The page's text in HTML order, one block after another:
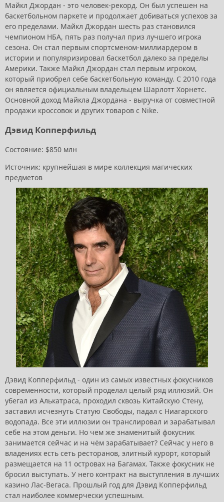
Майкл Джордан - это человек-рекорд. Он был успешен на
баскетбольном паркете и продолжает добиваться успехов за
его пределами. Майкл Джордан шесть раз становился
чемпионом НБА, пять раз получал приз лучшего игрока
сезона. Он стал первым спортсменом-миллиардером в
истории и популяризировал баскетбол далеко за пределы
Америки. Также Майкл Джордан стал первым игроком,
который приобрел себе баскетбольную команду. С 2010 года
он является официальным владельцем Шарлотт Хорнетс.
Основной доход Майкла Джордана - выручка от совместной
продажи кроссовок и других товаров с Nike.
Дэвид Копперфильд
Состояние: $850 млн
Источник: крупнейшая в мире коллекция магических
предметов
Дэвид Копперфильд - один из самых известных фокусников
современности, который проделал целый ряд иллюзий. Он
убегал из Алькатраса, проходил сквозь Китайскую Стену,
заставил исчезнуть Статую Свободы, падал с Ниагарского
водопада. Все эти иллюзии он транслировал и зарабатывал
себе на этом деньги. Но чем же знаменитый фокусник
занимается сейчас и на чём зарабатывает? Сейчас у него в
владениях есть сеть ресторанов, элитный курорт, который
размещается на 11 островах на Багамах. Также фокусник не
бросил выступать. У него контракт на выступления в лучших
казино Лас-Вегаса. Прошлый год для Дэвид Копперфильд
стал наиболее коммерчески успешным.